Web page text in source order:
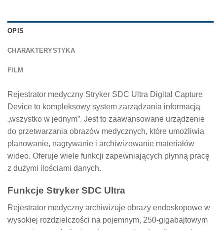
OPIS
CHARAKTERYSTYKA
FILM
Rejestrator medyczny Stryker SDC Ultra Digital Capture
Device to kompleksowy system zarządzania informacją
„wszystko w jednym”. Jest to zaawansowane urządzenie
do przetwarzania obrazów medycznych, które umożliwia
planowanie, nagrywanie i archiwizowanie materiałów
wideo. Oferuje wiele funkcji zapewniających płynną pracę
z dużymi ilościami danych.
Funkcje Stryker SDC Ultra
Rejestrator medyczny archiwizuje obrazy endoskopowe w
wysokiej rozdzielczości na pojemnym, 250-gigabajtowym